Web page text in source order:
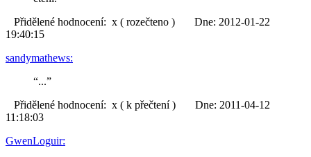
Přidělené hodnocení: x ( rozečteno ) Dne: 2012-01-22
19:40:15
sandymathews:
“...”
Přidělené hodnocení: x ( k přečtení ) Dne: 2011-04-12
11:18:03
GwenLoguir: